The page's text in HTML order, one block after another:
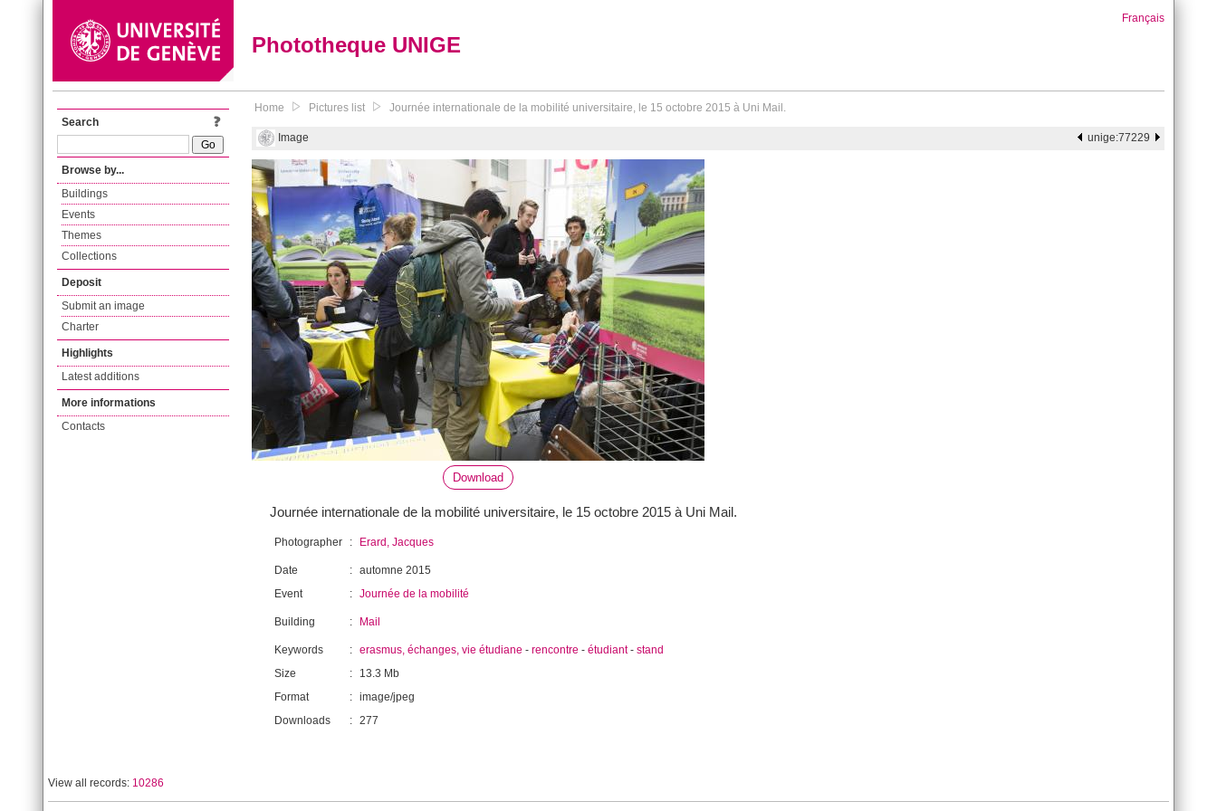
Phototheque UNIGE
Français
Search
Browse by...
Buildings
Events
Themes
Collections
Deposit
Submit an image
Charter
Highlights
Latest additions
More informations
Contacts
Home Pictures list Journée internationale de la mobilité universitaire, le 15 octobre 2015 à Uni Mail.
Image unige:77229
Download
Journée internationale de la mobilité universitaire, le 15 octobre 2015 à Uni Mail.
Photographer : Erard, Jacques
Date : automne 2015
Event
: Journée de la mobilité
Building : Mail
Keywords : erasmus, échanges, vie étudiane - rencontre - étudiant- stand
Size
:
13.3 Mb
Format
: image/jpeg
Downloads
: 277
View all records: 10286